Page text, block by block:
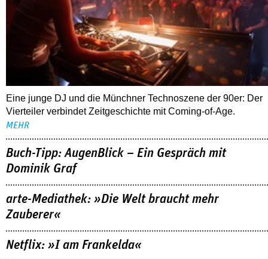
Eine junge DJ und die Münchner Technoszene der 90er: Der
Vierteiler verbindet Zeitgeschichte mit Coming-of-Age.
MEHR
Buch-Tipp: AugenBlick – Ein Gespräch mit
Dominik Graf
arte-Mediathek: »Die Welt braucht mehr
Zauberer«
Netflix: »I am Frankelda«